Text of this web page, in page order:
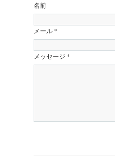
名前
メール *
メッセージ *